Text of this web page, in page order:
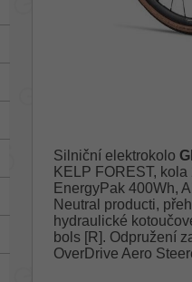
Silniční elektrokolo
KELP FOREST,
EnergyPak 400Wh,
Neutral producti,
hydraulické
bols [R]. Odpružení
OverDrive Aero